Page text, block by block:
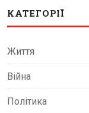
КАТЕГОРІЇ
Життя
Війна
Політика